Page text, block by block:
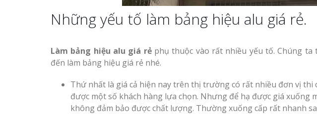
Những yếu tố làm bảng hiệu alu giá rẻ.
Làm bảng hiệu alu giá rẻphụ thuộc vào rất nhiều yếu tố. Chúng ta
đến làm bảng hiệu giá rẻ nhé.
Thứ nhất là giá cả hiện nay trên thị trường có rất nhiều đơn vị thi
được một số khách hàng lựa chọn. Nhưng để hạ được giá
không đảm bảo được chất lượng. Thường xuống cấp rất nhanh